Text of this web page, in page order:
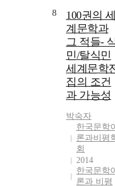
8
100권의
계문학과
그 적들-
민/탈식민
세계문학
집의 조건
과 가능성
박숙자
한국문학
론과비평
회
2014
한국문학
론과 비평